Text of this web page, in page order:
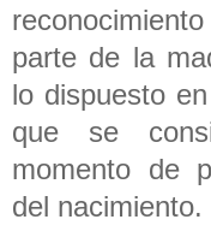
parte de la
lo dispuesto
que se
momento de
del nacimiento.